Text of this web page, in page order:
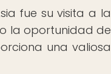
fue su visita a la
la oportunidad de
una valiosa